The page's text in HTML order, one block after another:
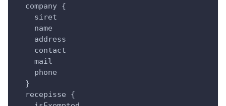
  company {
    siret
    name
    address
    contact
    mail
    phone
  }
  recepisse {